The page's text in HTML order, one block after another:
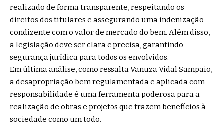
realizado de forma transparente, respeitando os
direitos dos titulares e assegurando uma indenização
condizente com o valor de mercado do bem. Além disso,
a legislação deve ser clara e precisa, garantindo
segurança jurídica para todos os envolvidos.
Em última análise, como ressalta Vanuza Vidal Sampaio,
a desapropriação bem regulamentada e aplicada com
responsabilidade é uma ferramenta poderosa para a
realização de obras e projetos que trazem benefícios à
sociedade como um todo.